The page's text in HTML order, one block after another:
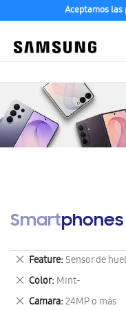
Aceptamos
Smartphones
Feature Sensor de
Eliminar
este
artículo
Color Mint-
Eliminar
este
Camara 24MP o más
Eliminar